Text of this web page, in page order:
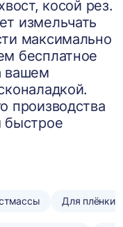
косой рез.
измельчать
максимально
бесплатное
вашем
производства
быстрое
Для плёнки